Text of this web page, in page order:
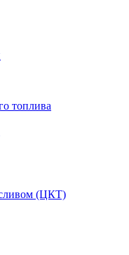
топлива
(ЦКТ)